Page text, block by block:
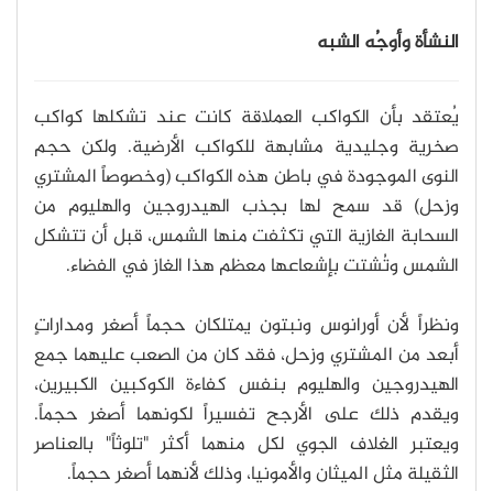
النشأة وأوجُه الشبه
يُعتقد بأن الكواكب العملاقة كانت عند تشكلها كواكب
صخرية وجليدية مشابهة للكواكب الأرضية. ولكن حجم
النوى الموجودة في باطن هذه الكواكب (وخصوصاً المشتري
وزحل) قد سمح لها بجذب الهيدروجين والهليوم من
السحابة الغازية التي تكثفت منها الشمس، قبل أن تتشكل
الشمس وتُشتت بإشعاعها معظم هذا الغاز في الفضاء.
ونظراً لأن أورانوس ونبتون يمتلكان حجماً أصغر ومداراتٍ
أبعد من المشتري وزحل، فقد كان من الصعب عليهما جمع
الهيدروجين والهليوم بنفس كفاءة الكوكبين الكبيرين،
ويقدم ذلك على الأرجح تفسيراً لكونهما أصغر حجماً.
ويعتبر الغلاف الجوي لكل منهما أكثر "تلوثاً" بالعناصر
الثقيلة مثل الميثان والأمونيا، وذلك لأنهما أصغر حجماً.